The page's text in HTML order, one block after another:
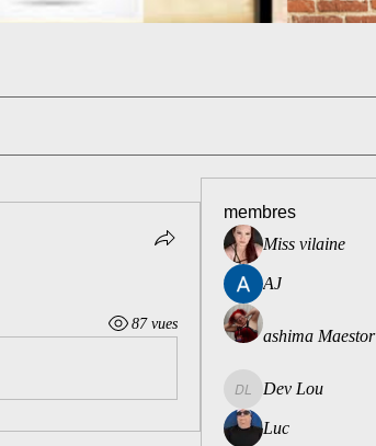
87 vues
membres
Miss vilaine
AJ
ashima Maestor
Dev Lou
Luc